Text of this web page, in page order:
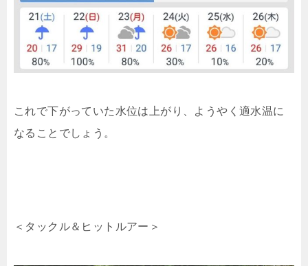
これで下がっていた水位は上がり、ようやく適水温に
なることでしょう。
＜タックル＆ヒットルアー＞